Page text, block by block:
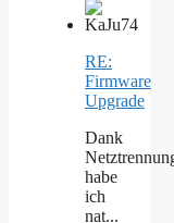
RE:
Firmware
Upgrade
Dank
habe
ich
nat...